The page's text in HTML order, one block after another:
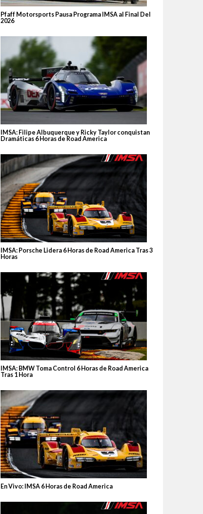
Pfaff Motorsports Pausa Programa IMSA al Final Del
2026
IMSA: Filipe Albuquerque y Ricky Taylor conquistan
Dramáticas 6 Horas de Road America
IMSA: Porsche Lidera 6 Horas de Road America Tras 3
Horas
IMSA: BMW Toma Control 6 Horas de Road America
Tras 1 Hora
En Vivo: IMSA 6 Horas de Road America